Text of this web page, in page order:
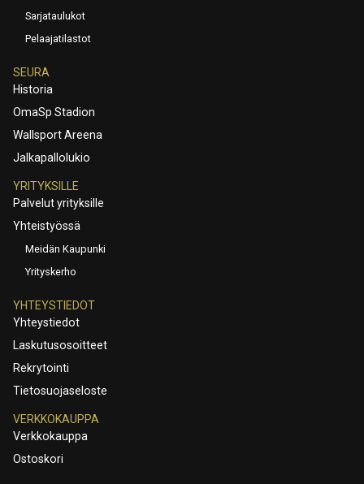
Sarjataulukot
Pelaajatilastot
SEURA
Historia
OmaSp Stadion
Wallsport Areena
Jalkapallolukio
YRITYKSILLE
Palvelut yrityksille
Yhteistyössä
Meidän Kaupunki
Yrityskerho
YHTEYSTIEDOT
Yhteystiedot
Laskutusosoitteet
Rekrytointi
Tietosuojaseloste
VERKKOKAUPPA
Verkkokauppa
Ostoskori